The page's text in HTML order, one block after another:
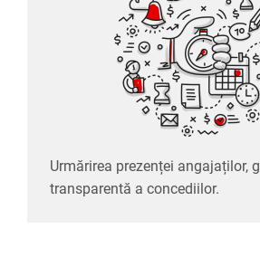
Urmărirea prezenței angajaților,
transparentă a concediilor.